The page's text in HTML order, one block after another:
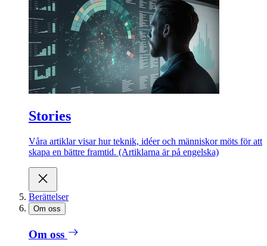
Stories
Våra artiklar visar hur teknik, idéer och människor möts för att
skapa en bättre framtid. (Artiklarna är på engelska)
Berättelser
Om oss
Om oss